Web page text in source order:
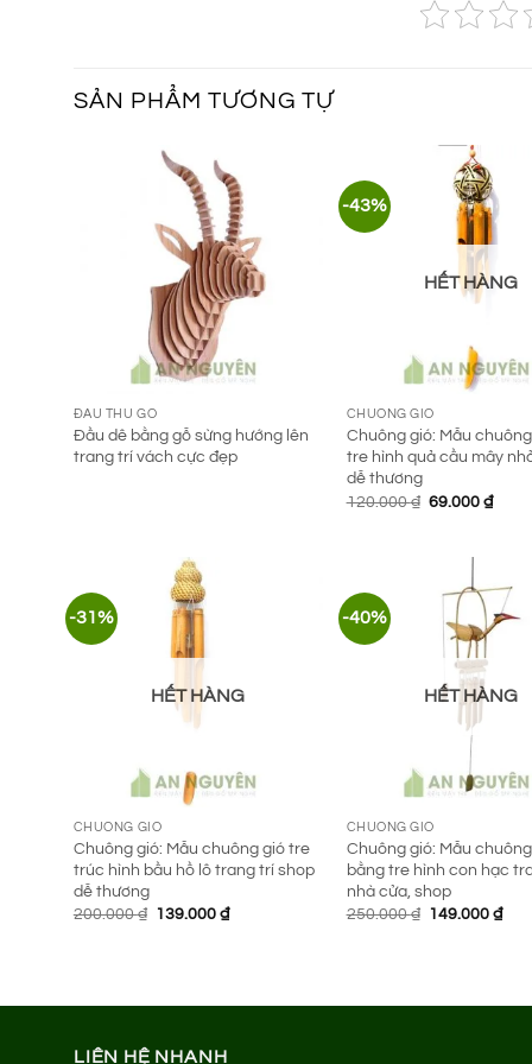
SẢN PHẨM TƯƠNG TỰ
ĐẦU THÚ GỖ
Đầu dê bằng gỗ sừng hướng lên
trang trí vách cực đẹp
-43%
HẾT HÀNG
CHUÔNG GIÓ
Chuông gió: Mẫu
tre hình quả cầu mây
dễ thương
120.000₫ Giá
69.000 ₫Giá
-31%
HẾT HÀNG
CHUÔNG GIÓ
Chuông gió: Mẫu chuông gió tre
trúc hình bầu hồ lô trang trí shop
dễ thương
200.000₫ Giá
139.000₫Giá
-40%
HẾT HÀNG
CHUÔNG GIÓ
Chuông gió: Mẫu
bằng tre hình con hạc
nhà cửa, shop
250.000₫ Giá
149.000 ₫Giá
LIÊN HỆ NHANH